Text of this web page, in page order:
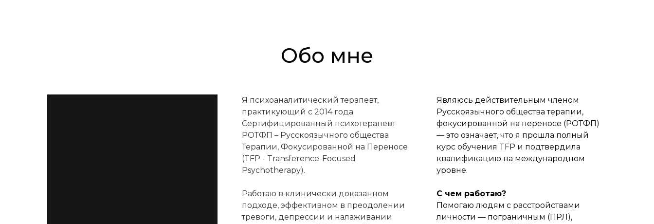
Обо мне
Я психоаналитический терапевт,
практикующий с 2014 года.
Сертифицированный психотерапевт
РОТФП – Русскоязычного общества
Терапии, Фокусированной на Переносе
(TFP - Transference-Focused
Psychotherapy).
Работаю в клинически доказанном
подходе, эффективном в преодолении
тревоги, депрессии и налаживании
Являюсь действительным членом
Русскоязычного общества терапии,
фокусированной на переносе (РОТФП)
— это означает, что я прошла полный
курс обучения TFP и подтвердила
квалификацию на международном
уровне.
С чем работаю?
Помогаю людям с расстройствами
личности — пограничным (ПРЛ),